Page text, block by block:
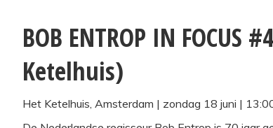
BOB ENTROP IN FOCUS
Ketelhuis)
Het Ketelhuis, Amsterdam | zondag 18 juni |